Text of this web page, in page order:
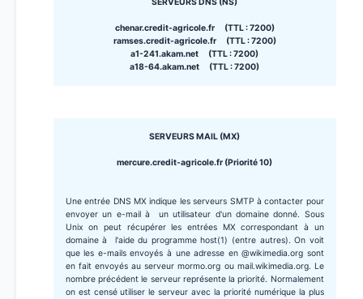
SERVEURS DNS (NS)
chenar.credit-agricole.fr (TTL : 7200)
ramses.credit-agricole.fr (TTL : 7200)
a1-241.akam.net (TTL : 7200)
a18-64.akam.net (TTL : 7200)
SERVEURS MAIL (MX)
mercure.credit-agricole.fr (Priorité 10)
Une entrée DNS MX indique les serveurs SMTP à contacter pour
envoyer un e-mail à un utilisateur d'un domaine donné. Sous
Unix on peut récupérer les entrées MX correspondant à un
domaine à l'aide du programme host(1) (entre autres). On voit
que les e-mails envoyés à une adresse en @wikimedia.org sont
en fait envoyés au serveur mormo.org ou mail.wikimedia.org. Le
nombre précédent le serveur représente la priorité. Normalement
on est censé utiliser le serveur avec la priorité numérique la plus